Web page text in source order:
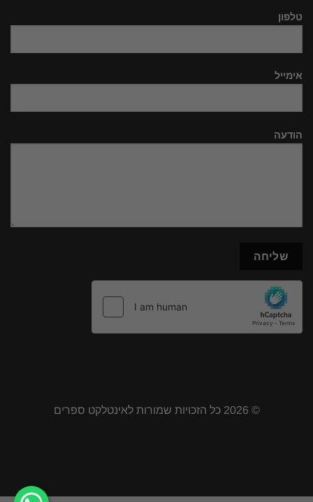
טלפון
אימייל
הודעה
© 2026 כל הזכויות שמורות לאינטלקט ספרים